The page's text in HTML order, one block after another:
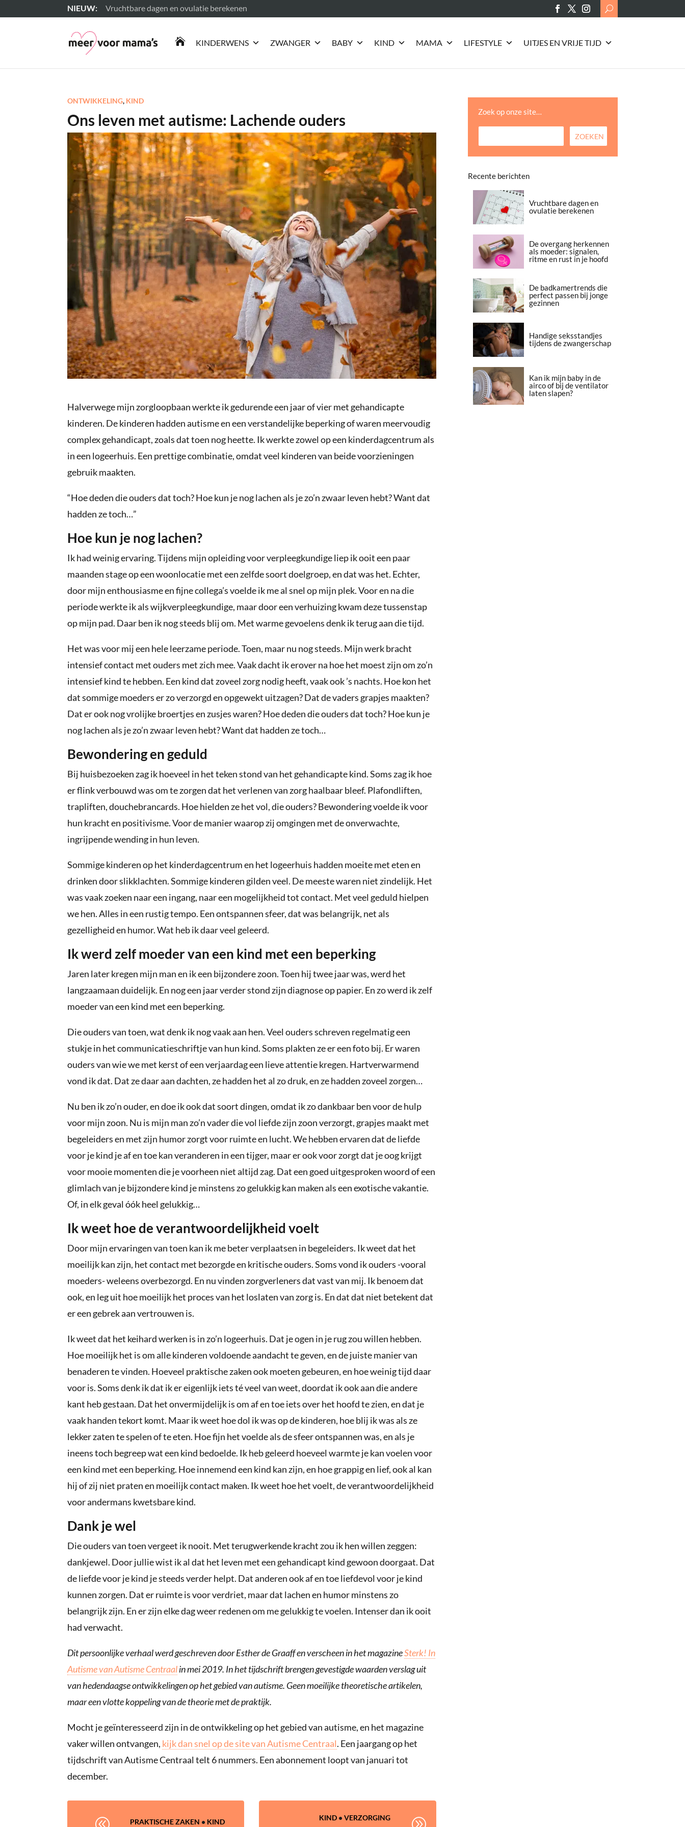
Vruchtbare dagen en ovulatie berekenen
Lees meer
Search
for:
 KINDERWENS ZWANGER BABY KIND MAMA LIFESTYLE UITJES EN VRIJE TIJD
ONTWIKKELING, KIND
Ons leven met autisme: Lachende ouders
Halverwege mijn zorgloopbaan werkte ik gedurende een jaar of vier met gehandicapte
kinderen. De kinderen hadden autisme en een verstandelijke beperking of waren meervoudig
complex gehandicapt, zoals dat toen nog heette. Ik werkte zowel op een kinderdagcentrum als
in een logeerhuis. Een prettige combinatie, omdat veel kinderen van beide voorzieningen
gebruik maakten.
“Hoe deden die ouders dat toch? Hoe kun je nog lachen als je zo’n zwaar leven hebt? Want dat
hadden ze toch…”
Hoe kun je nog lachen?
Ik had weinig ervaring. Tijdens mijn opleiding voor verpleegkundige liep ik ooit een paar
maanden stage op een woonlocatie met een zelfde soort doelgroep, en dat was het. Echter,
door mijn enthousiasme en fijne collega’s voelde ik me al snel op mijn plek. Voor en na die
periode werkte ik als wijkverpleegkundige, maar door een verhuizing kwam deze tussenstap
op mijn pad. Daar ben ik nog steeds blij om. Met warme gevoelens denk ik terug aan die tijd.
Het was voor mij een hele leerzame periode. Toen, maar nu nog steeds. Mijn werk bracht
intensief contact met ouders met zich mee. Vaak dacht ik erover na hoe het moest zijn om zo’n
intensief kind te hebben. Een kind dat zoveel zorg nodig heeft, vaak ook ’s nachts. Hoe kon het
dat sommige moeders er zo verzorgd en opgewekt uitzagen? Dat de vaders grapjes maakten?
Dat er ook nog vrolijke broertjes en zusjes waren? Hoe deden die ouders dat toch? Hoe kun je
nog lachen als je zo’n zwaar leven hebt? Want dat hadden ze toch…
Bewondering en geduld
Bij huisbezoeken zag ik hoeveel in het teken stond van het gehandicapte kind. Soms zag ik hoe
er flink verbouwd was om te zorgen dat het verlenen van zorg haalbaar bleef. Plafondliften,
trapliften, douchebrancards. Hoe hielden ze het vol, die ouders? Bewondering voelde ik voor
hun kracht en positivisme. Voor de manier waarop zij omgingen met de onverwachte,
ingrijpende wending in hun leven.
Sommige kinderen op het kinderdagcentrum en het logeerhuis hadden moeite met eten en
drinken door slikklachten. Sommige kinderen gilden veel. De meeste waren niet zindelijk. Het
was vaak zoeken naar een ingang, naar een mogelijkheid tot contact. Met veel geduld hielpen
we hen. Alles in een rustig tempo. Een ontspannen sfeer, dat was belangrijk, net als
gezelligheid en humor. Wat heb ik daar veel geleerd.
Ik werd zelf moeder van een kind met een beperking
Jaren later kregen mijn man en ik een bijzondere zoon. Toen hij twee jaar was, werd het
langzaamaan duidelijk. En nog een jaar verder stond zijn diagnose op papier. En zo werd ik zelf
moeder van een kind met een beperking.
Die ouders van toen, wat denk ik nog vaak aan hen. Veel ouders schreven regelmatig een
stukje in het communicatieschriftje van hun kind. Soms plakten ze er een foto bij. Er waren
ouders van wie we met kerst of een verjaardag een lieve attentie kregen. Hartverwarmend
vond ik dat. Dat ze daar aan dachten, ze hadden het al zo druk, en ze hadden zoveel zorgen…
Nu ben ik zo’n ouder, en doe ik ook dat soort dingen, omdat ik zo dankbaar ben voor de hulp
voor mijn zoon. Nu is mijn man zo’n vader die vol liefde zijn zoon verzorgt, grapjes maakt met
begeleiders en met zijn humor zorgt voor ruimte en lucht. We hebben ervaren dat de liefde
voor je kind je af en toe kan veranderen in een tijger, maar er ook voor zorgt dat je oog krijgt
voor mooie momenten die je voorheen niet altijd zag. Dat een goed uitgesproken woord of een
glimlach van je bijzondere kind je minstens zo gelukkig kan maken als een exotische vakantie.
Of, in elk geval óók heel gelukkig…
Ik weet hoe de verantwoordelijkheid voelt
Door mijn ervaringen van toen kan ik me beter verplaatsen in begeleiders. Ik weet dat het
moeilijk kan zijn, het contact met bezorgde en kritische ouders. Soms vond ik ouders -vooral
moeders- weleens overbezorgd. En nu vinden zorgverleners dat vast van mij. Ik benoem dat
ook, en leg uit hoe moeilijk het proces van het loslaten van zorg is. En dat dat niet betekent dat
er een gebrek aan vertrouwen is.
Ik weet dat het keihard werken is in zo’n logeerhuis. Dat je ogen in je rug zou willen hebben.
Hoe moeilijk het is om alle kinderen voldoende aandacht te geven, en de juiste manier van
benaderen te vinden. Hoeveel praktische zaken ook moeten gebeuren, en hoe weinig tijd daar
voor is. Soms denk ik dat ik er eigenlijk iets té veel van weet, doordat ik ook aan die andere
kant heb gestaan. Dat het onvermijdelijk is om af en toe iets over het hoofd te zien, en dat je
vaak handen tekort komt. Maar ik weet hoe dol ik was op de kinderen, hoe blij ik was als ze
lekker zaten te spelen of te eten. Hoe fijn het voelde als de sfeer ontspannen was, en als je
ineens toch begreep wat een kind bedoelde. Ik heb geleerd hoeveel warmte je kan voelen voor
een kind met een beperking. Hoe innemend een kind kan zijn, en hoe grappig en lief, ook al kan
hij of zij niet praten en moeilijk contact maken. Ik weet hoe het voelt, de verantwoordelijkheid
voor andermans kwetsbare kind.
Dank je wel
Die ouders van toen vergeet ik nooit. Met terugwerkende kracht zou ik hen willen zeggen:
dankjewel. Door jullie wist ik al dat het leven met een gehandicapt kind gewoon doorgaat. Dat
de liefde voor je kind je steeds verder helpt. Dat anderen ook af en toe liefdevol voor je kind
kunnen zorgen. Dat er ruimte is voor verdriet, maar dat lachen en humor minstens zo
belangrijk zijn. En er zijn elke dag weer redenen om me gelukkig te voelen. Intenser dan ik ooit
had verwacht.
Dit persoonlijke verhaal werd geschreven door Esther de Graaff en verscheen in het magazineSterk! In
Autisme van Autisme Centraalin mei 2019. In het tijdschrift brengen gevestigde waarden verslag uit
van hedendaagse ontwikkelingen op het gebied van autisme. Geen moeilijke theoretische artikelen,
maar een vlotte koppeling van de theorie met de praktijk.
Mocht je geïnteresseerd zijn in de ontwikkeling op het gebied van autisme, en het magazine
vaker willen ontvangen, kijk dan snel op de site van Autisme Centraal. Een jaargang op het
tijdschrift van Autisme Centraal telt 6 nummers. Een abonnement loopt van januari tot
december.
PRAKTISCHE ZAKEN • KIND KIND• VERZORGING
Zoek op onze site…
Recente berichten
Vruchtbare dagen en
ovulatie berekenen
De overgang herkennen
als moeder: signalen,
ritme en rust in je hoofd
De badkamertrends die
perfect passen bij jonge
gezinnen
Handige seksstandjes
tijdens de zwangerschap
Kan ik mijn baby in de
airco of bij de ventilator
laten slapen?